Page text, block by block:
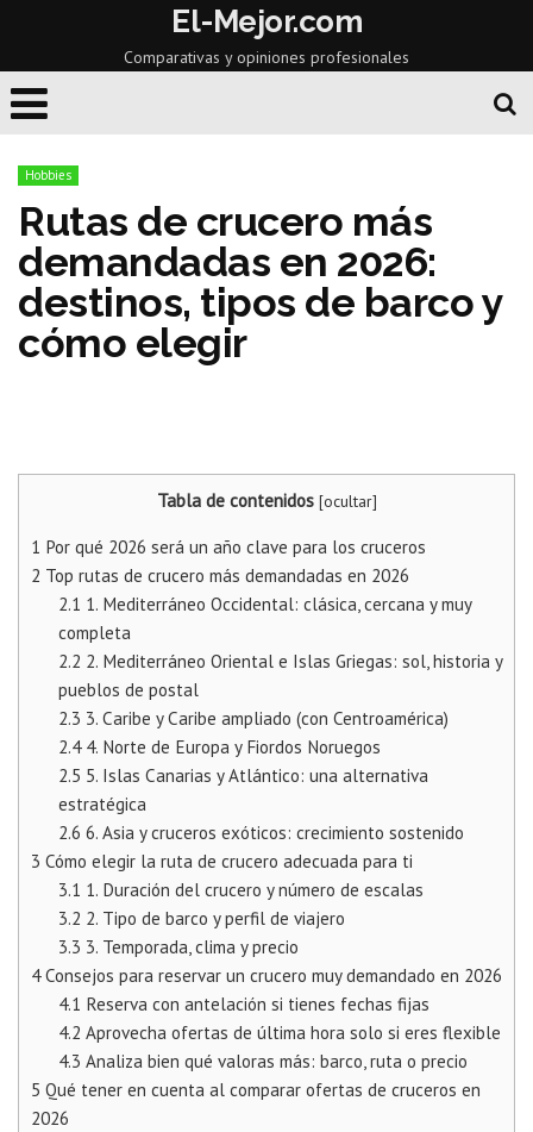
El-Mejor.com
Comparativas y opiniones profesionales
Hobbies
Rutas de crucero más
demandadas en 2026:
destinos, tipos de barco y
cómo elegir
Tabla de contenidos [ocultar]
1 Por qué 2026 será un año clave para los cruceros
2 Top rutas de crucero más demandadas en 2026
2.1 1. Mediterráneo Occidental: clásica, cercana y muy
completa
2.2 2. Mediterráneo Oriental e Islas Griegas: sol, historia y
pueblos de postal
2.3 3. Caribe y Caribe ampliado (con Centroamérica)
2.44. Norte de Europa y Fiordos Noruegos
2.5 5. Islas Canarias y Atlántico: una alternativa
estratégica
2.6 6. Asia y cruceros exóticos: crecimiento sostenido
3 Cómo elegir la ruta de crucero adecuada para ti
3.1 1. Duración del crucero y número de escalas
3.2 2. Tipo de barco y perfil de viajero
3.3 3. Temporada, clima y precio
4Consejos para reservar un crucero muy demandado en 2026
4.1 Reserva con antelación si tienes fechas fijas
4.2 Aprovecha ofertas de última hora solo si eres flexible
4.3 Analiza bien qué valoras más: barco, ruta o precio
5 Qué tener en cuenta al comparar ofertas de cruceros en
2026